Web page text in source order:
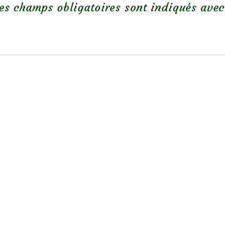
champs obligatoires sont indiqués avec